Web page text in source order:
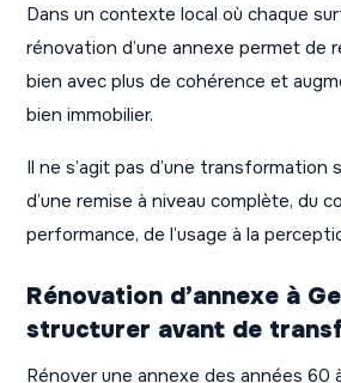
Dans un contexte local où chaque
rénovation d’une annexe permet de
bien avec plus de cohérence et
bien immobilier.
Il ne s’agit pas d’une transformation
d’une remise à niveau complète, du
performance, de l’usage à la
Rénovation d’annexe à
structurer avant de
Rénover une annexe des années 60